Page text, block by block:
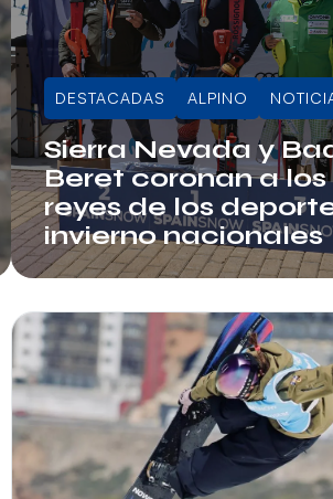
DESTACADAS ALPINO
Sierra Nevada y
Beret coronan a los
reyes de los
invierno nacionales
Juli Sala